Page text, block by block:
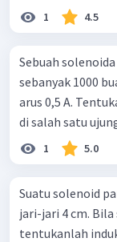
1 4.5
Sebuah
sebanyak 1000
arus 0,5 A.
di salah satu
1 5.0
Suatu solenoid
jari-jari 4 cm.
tentukanlah